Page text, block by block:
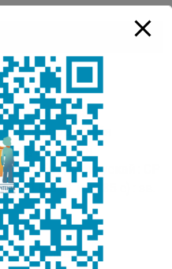
00:00
/ Иван
Слепцова Майя
Ньурба ; Дьокуускай : СР
3,41 Мб ; 3 мин 35 с) : зв.
публикация?